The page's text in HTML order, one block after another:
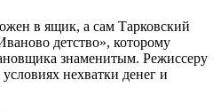
в ящик, а сам Тарковский
детство», которому
знаменитым. Режиссеру
нехватки денег и